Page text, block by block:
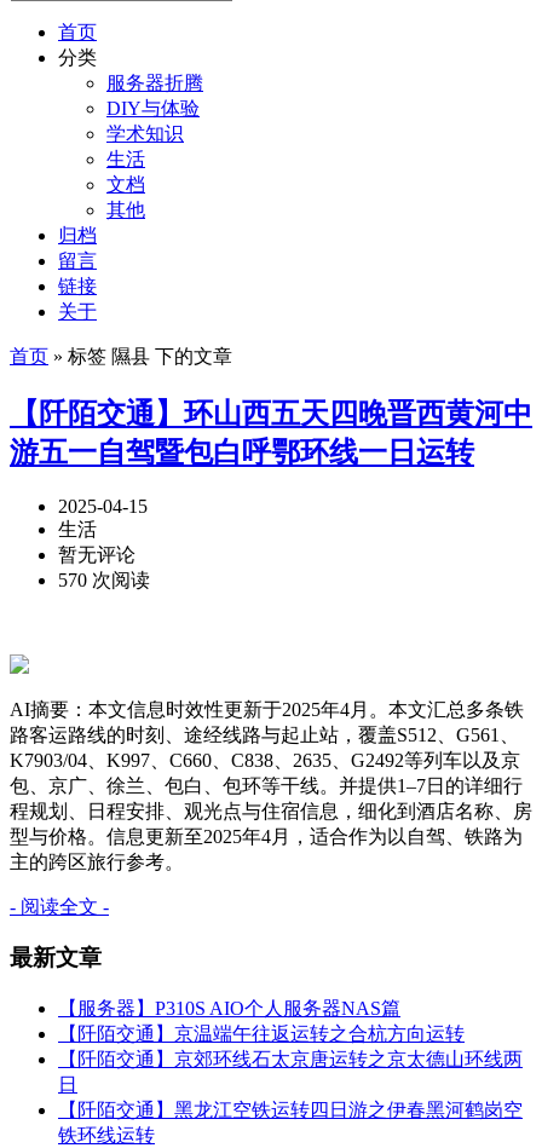
首页
分类
服务器折腾
DIY与体验
学术知识
生活
文档
其他
归档
留言
链接
关于
首页 » 标签 隰县 下的文章
【阡陌交通】环山西五天四晚晋西黄河中
游五一自驾暨包白呼鄂环线一日运转
2025-04-15
生活
暂无评论
570 次阅读
AI摘要：本文信息时效性更新于2025年4月。本文汇总多条铁
路客运路线的时刻、途经线路与起止站，覆盖S512、G561、
K7903/04、K997、C660、C838、2635、G2492等列车以及京
包、京广、徐兰、包白、包环等干线。并提供1–7日的详细行
程规划、日程安排、观光点与住宿信息，细化到酒店名称、房
型与价格。信息更新至2025年4月，适合作为以自驾、铁路为
主的跨区旅行参考。
- 阅读全文 -
最新文章
【服务器】P310S AIO个人服务器NAS篇
【阡陌交通】京温端午往返运转之合杭方向运转
【阡陌交通】京郊环线石太京唐运转之京太德山环线两
日
【阡陌交通】黑龙江空铁运转四日游之伊春黑河鹤岗空
铁环线运转